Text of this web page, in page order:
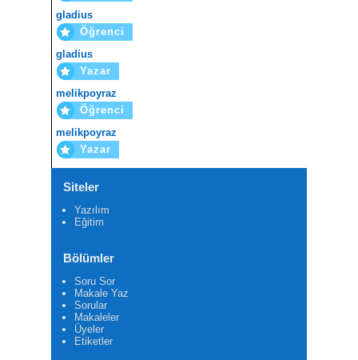
gladius
Öğrenci
gladius
Yazar
melikpoyraz
Öğrenci
melikpoyraz
Yazar
Siteler
Yazılım
Eğitim
Bölümler
Soru Sor
Makale Yaz
Sorular
Makaleler
Üyeler
Etiketler